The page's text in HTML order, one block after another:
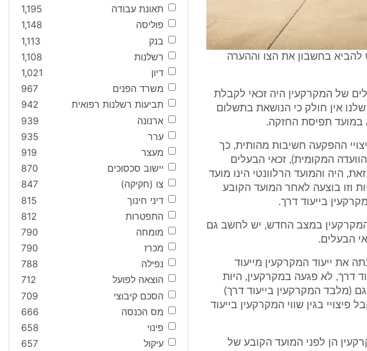
להביא בחשבון את הצו וההערה
של המקרקעין היה זכאי לקבלת
אין חולק כי הנושאת בתשלום
במועד תפיסת החזקה.
ההפקעה חשיבות מהותית, כך
המקומית), זכאי הבעלים
היה והמועד הרלוונטי הינו מועד
וזו בוצעה לאחר המועד הקובע
בייעוד דרך.
המקרקעין במצב החדש, יש לחשב גם
הבעלים.
את ייעוד המקרקעין מייעוד
דרך, לא פגעה במקרקעין, היות
(מלבד המקרקעין בייעוד דרך)
בגין שווי המקרקעין בייעוד
הן לפני המועד הקובע של
תאונת עבודה
1,195
פוליסה
1,148
בנק
1,113
רשלנות
1,108
דיון
1,021
משרד הפנים
967
תביעות רשלנות רפואית
942
ארנונה
939
ערר
935
מעצר
919
יישוב סכסוכים
870
צו (חקיקה)
847
דיני חינוך
815
התפטרות
812
מומחה
790
מכרז
790
נפילה
788
הוצאה לפועל
712
הסכם קיבוצי
709
מס הכנסה
666
פינוי
658
עיקול
657